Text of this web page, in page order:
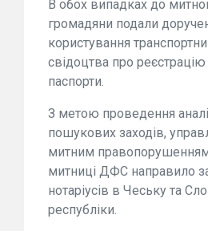
В обох випадках до
громадяни подали
користування
свідоцтва про реєстрацію
паспорти.
З метою проведення
пошукових заходів,
митним правопорушенням
митниці ДФС направило
нотаріусів в Чеську та
республіки.